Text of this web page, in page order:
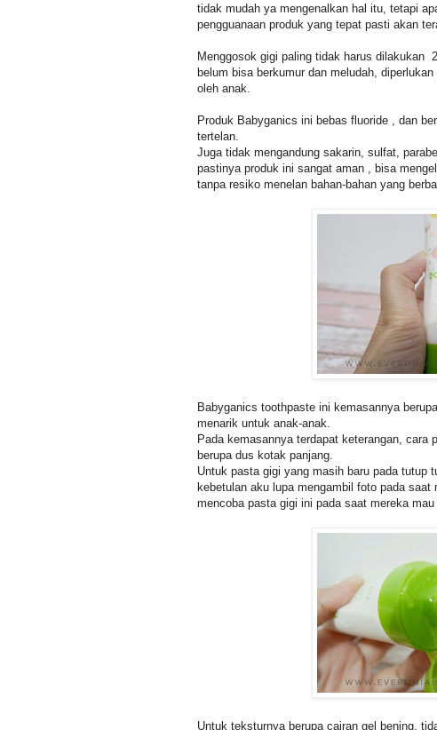
tidak mudah ya mengenalkan hal itu, tetapi
pengguanaan produk yang tepat pasti akan
Menggosok gigi paling tidak harus dilakukan
belum bisa berkumur dan meludah,
oleh anak.
Produk Babyganics ini bebas fluoride , dan
tertelan.
Juga tidak mengandung sakarin, sulfat,
pastinya produk ini sangat aman , bisa
tanpa resiko menelan bahan-bahan yang
Babyganics toothpaste ini kemasannya
menarik untuk anak-anak.
Pada kemasannya terdapat keterangan, cara
berupa dus kotak panjang.
Untuk pasta gigi yang masih baru pada tutup
kebetulan aku lupa mengambil foto pada
mencoba pasta gigi ini pada saat mereka mau
Untuk teksturnya berupa cairan gel bening,